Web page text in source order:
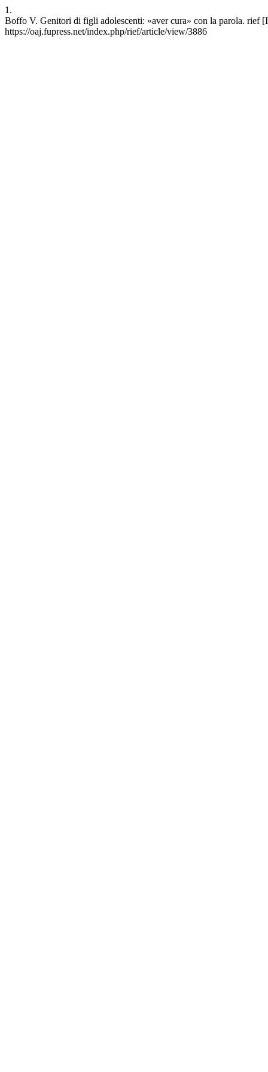
1.
Boffo V. Genitori di figli adolescenti: «aver cura» con la parola. rief
https://oaj.fupress.net/index.php/rief/article/view/3886